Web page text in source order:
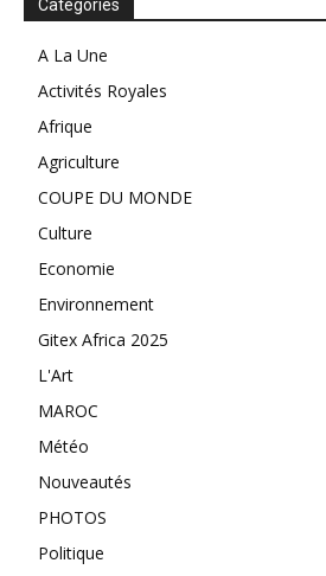
Catégories
A La Une
Activités Royales
Afrique
Agriculture
COUPE DU MONDE
Culture
Economie
Environnement
Gitex Africa 2025
L'Art
MAROC
Météo
Nouveautés
PHOTOS
Politique